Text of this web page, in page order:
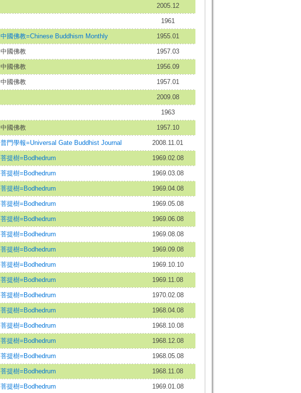
2005.12
1961
中國佛教=Chinese Buddhism Monthly 1955.01
中國佛教 1957.03
中國佛教 1956.09
中國佛教 1957.01
2009.08
1963
中國佛教 1957.10
普門學報=Universal Gate Buddhist Journal 2008.11.01
菩提樹=Bodhedrum 1969.02.08
菩提樹=Bodhedrum 1969.03.08
菩提樹=Bodhedrum 1969.04.08
菩提樹=Bodhedrum 1969.05.08
菩提樹=Bodhedrum 1969.06.08
菩提樹=Bodhedrum 1969.08.08
菩提樹=Bodhedrum 1969.09.08
菩提樹=Bodhedrum 1969.10.10
菩提樹=Bodhedrum 1969.11.08
菩提樹=Bodhedrum 1970.02.08
菩提樹=Bodhedrum 1968.04.08
菩提樹=Bodhedrum 1968.10.08
菩提樹=Bodhedrum 1968.12.08
菩提樹=Bodhedrum 1968.05.08
菩提樹=Bodhedrum 1968.11.08
菩提樹=Bodhedrum 1969.01.08